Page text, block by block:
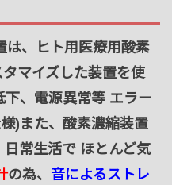
、ヒト用医療用酸素
マイズした装置を使
下、電源異常等 エラー
)また、酸素濃縮装置
常生活で ほとんど気
の為、 音によるストレ